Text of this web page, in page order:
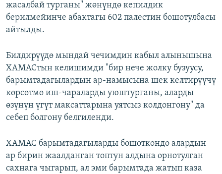
жасалбай турганы" жөнүндө кепилдик
берилмейинче абактагы 602 палестин бошотулбасы
айтылды.
Билдирүүдө мындай чечимдин кабыл алынышына
ХАМАСтын келишимди "бир нече жолку бузуусу,
барымтадагылардын ар-намысына шек келтирүүчү
көрсөтмө иш-чараларды уюштурганы, аларды
өзүнүн үгүт максаттарына уятсыз колдонгону" да
себеп болгону белгиленди.
ХАМАС барымтадагыларды бошоткондо алардын
ар бирин жаалданган топтун алдына орнотулган
сахнага чыгарып, ал эми барымтада жатып каза